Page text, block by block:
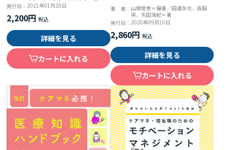
発行日：2021年01月20日
2,200円
詳細を見る
カートに入れる
ガイド 押さえておきたいかか
わりのポイント
著 者： 山根俊恵＝編著／田邉友也、森脇
崇、矢田浩紀＝著
発行日： 2020年09月10日
2,860円
詳細を見る
カートに入れる